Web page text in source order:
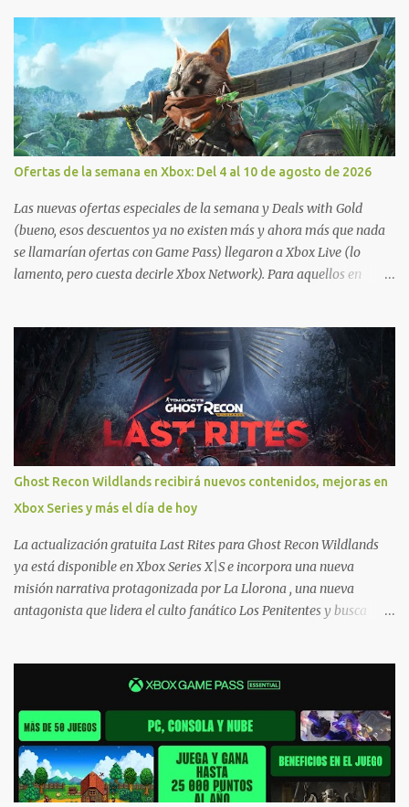
Ofertas de la semana en Xbox: Del 4 al 10 de agosto de 2026
Las nuevas ofertas especiales de la semana y Deals with Gold
(bueno, esos descuentos ya no existen más y ahora más que nada
se llamarían ofertas con Game Pass) llegaron a Xbox Live (lo
lamento, pero cuesta decirle Xbox Network). Para aquellos en
jugarlos y mantener un progreso compartido en Windows PC y
Xbox, y tenemos un listado de juegos compatibles por acá . ¿Aún
necesitas una mano con las compras? Tenemos un tutorial extenso
o en vídeo para que se quiten todas las dudas generales de cómo
hacer compras en Xbox . Podes consultar un listado más completo
de promociones desde xbox.com. El post puede tener
actualizaciones regulares o cambios ante cualquier error. Ofertas
- Argentina Ofertas - Chile Ofertas - Colombia Ofertas - México
Ofertas - Estados Unidos Ofertas - España Todas las ofertas de
Xbox One también aplican a Xbox Series, a excepción de los jue...
Ghost Recon Wildlands recibirá nuevos contenidos, mejoras en
Xbox Series y más el día de hoy
La actualización gratuita Last Rites para Ghost Recon Wildlands
ya está disponible en Xbox Series X|S e incorpora una nueva
misión narrativa protagonizada por La Llorona , una nueva
antagonista que lidera el culto fanático Los Penitentes y busca
Predator , uno de los desafíos más recordados por la comunidad,
junto con múltiples mejoras centradas en ampliar la libertad de
juego. Uno de los aspectos más importantes de Last Rites es la
gran cantidad de opciones de personalización incorporadas. Ahora
es posible ocultar más elementos de la interfaz, incluyendo las
trayectorias de lanzamiento de granadas y el resaltado de objetos